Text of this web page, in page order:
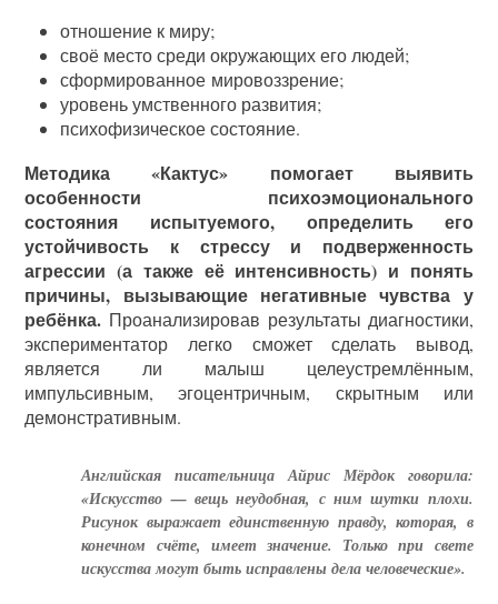
отношение к миру;
своё место среди окружающих его людей;
сформированное мировоззрение;
уровень умственного развития;
психофизическое состояние.
Методика «Кактус» помогает выявить
особенности психоэмоционального
состояния испытуемого, определить его
устойчивость к стрессу и подверженность
агрессии (а также её интенсивность) и понять
причины, вызывающие негативные чувства у
ребёнка. Проанализировав результаты диагностики,
экспериментатор легко сможет сделать вывод,
является ли малыш целеустремлённым,
импульсивным, эгоцентричным, скрытным или
демонстративным.
Английская писательница Айрис Мёрдок говорила:
«Искусство — вещь неудобная, с ним шутки плохи.
Рисунок выражает единственную правду, которая, в
конечном счёте, имеет значение. Только при свете
искусства могут быть исправлены дела человеческие».